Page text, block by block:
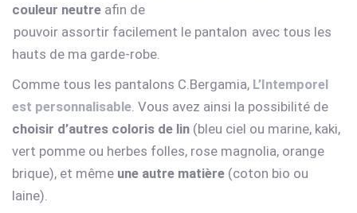
couleur neutre afin de
pouvoir assortir facilement le pantalon avec tous les
hauts de ma garde-robe.
Comme tous les pantalons C.Bergamia, L’Intemporel
est personnalisable . Vous avez ainsi la possibilité de
choisir d’autres coloris de lin (bleu ciel ou marine, kaki,
vert pomme ou herbes folles, rose magnolia, orange
brique), et même une autre matière (coton bio ou
laine).